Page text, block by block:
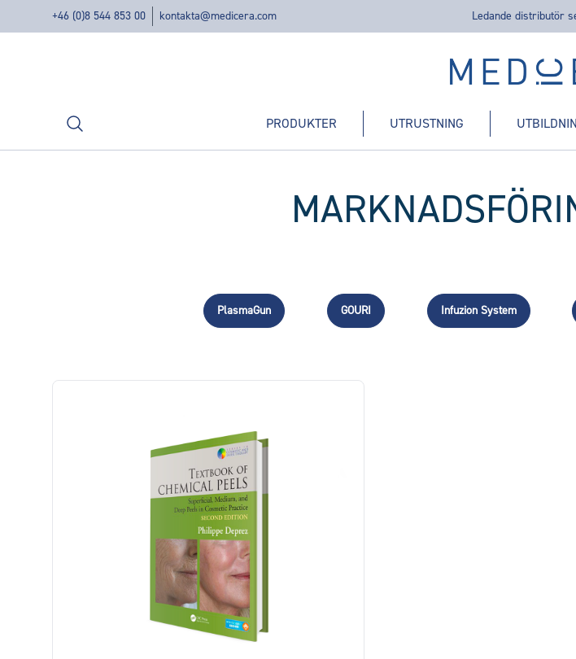
+46 (0)8 544 853 00 kontakta@medicera.com Ledande distributör
Medicera | New Medic
Sök PRODUKTER UTRUSTNING
PlasmaGun GOURI Infuzion System
Produkter